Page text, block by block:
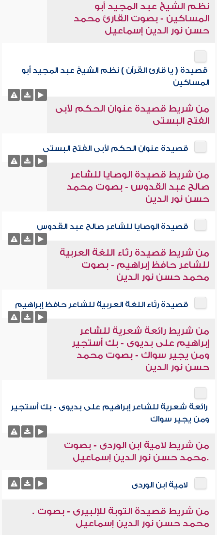
نظم الشيخ عبد المجيد أبو
المساكين - بصوت القارئ محمد
حسن نور الدين إسماعيل
قصيدة ( يا قارئ القرآن ) نظم الشيخ عبد المجيد أبو
المساكين
من شريط قصيدة عنوان الحكم لأبى
الفتح البستى
قصيدة عنوان الحكم لأبى الفتح البستى
من شريط قصيدة الوصايا للشاعر
صالح عبد القدوس - بصوت محمد
حسن نور الدين
قصيدة الوصايا للشاعر صالح عبد القدوس
من شريط قصيدة رثاء اللغة العربية
للشاعر حافظ إبراهيم - بصوت
محمد حسن نور الدين
قصيدة رثاء اللغة العربية للشاعر حافظ إبراهيم
من شريط رائعة شعرية للشاعر
إبراهيم على بديوى - بك أستجير
ومن يجير سواك - بصوت محمد
حسن نور الدين
رائعة شعرية للشاعر إبراهيم على بديوى - بك أستجير
ومن يجير سواك
من شريط لامية ابن الوردى - بصوت
.محمد حسن نور الدين إسماعيل
لامية ابن الوردى
من شريط قصيدة التوبة للإلبيرى - بصوت .
محمد حسن نور الدين إسماعيل